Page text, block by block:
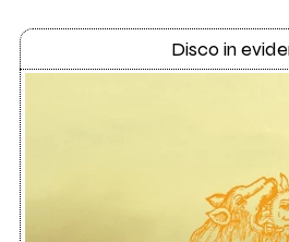
Disco in